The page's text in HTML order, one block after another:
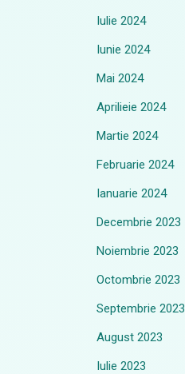
Iulie 2024
Iunie 2024
Mai 2024
Aprilieie 2024
Martie 2024
Februarie 2024
Ianuarie 2024
Decembrie 2023
Noiembrie 2023
Octombrie 2023
Septembrie 2023
August 2023
Iulie 2023